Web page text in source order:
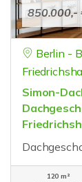
850.000,-
Berlin -
Simon-
120 m²